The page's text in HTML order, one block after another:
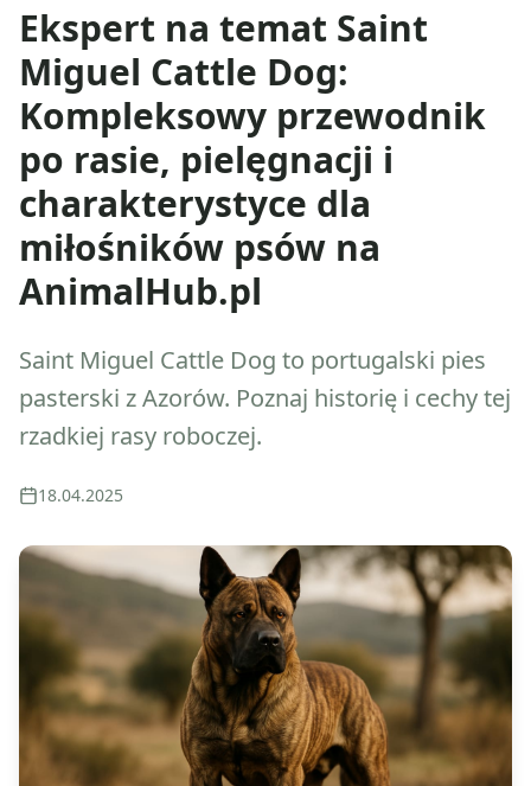
Ekspert na temat Saint
Miguel Cattle Dog:
Kompleksowy przewodnik
po rasie, pielęgnacji i
charakterystyce dla
miłośników psów na
AnimalHub.pl
Saint Miguel Cattle Dog to portugalski pies
pasterski z Azorów. Poznaj historię i cechy tej
rzadkiej rasy roboczej.
18.04.2025